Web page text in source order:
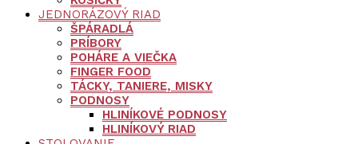
JEDNORÁZOVÝ RIAD
ŠPÁRADLÁ
PRÍBORY
POHÁRE A VIEČKA
FINGER FOOD
TÁCKY, TANIERE, MISKY
PODNOSY
HLINÍKOVÉ PODNOSY
HLINÍKOVÝ RIAD